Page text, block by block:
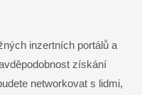
inzertních portálů a
získání
networkovat s lidmi,